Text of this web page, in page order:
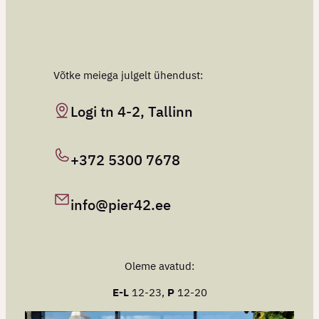
Võtke meiega julgelt ühendust:
Logi tn 4-2, Tallinn
+372 5300 7678
info@pier42.ee
Oleme avatud:
E-L12-23, P12-20